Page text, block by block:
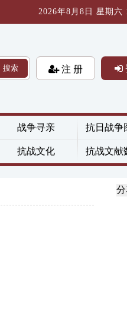
2026年8月8日 星期六
搜索 注 册
战争寻亲 抗日战争
抗战文化 抗战文献